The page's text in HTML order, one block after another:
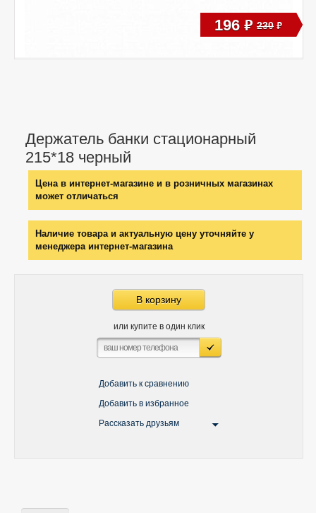
Держатель банки стационарный
215*18 черный
Цена в интернет-магазине и в розничных магазинах
может отличаться
Наличие товара и актуальную цену уточняйте у
менеджера интернет-магазина
В корзину
или купите в один клик
Добавить к сравнению
Добавить в избранное
Рассказать друзьям
196 руб 230 руб